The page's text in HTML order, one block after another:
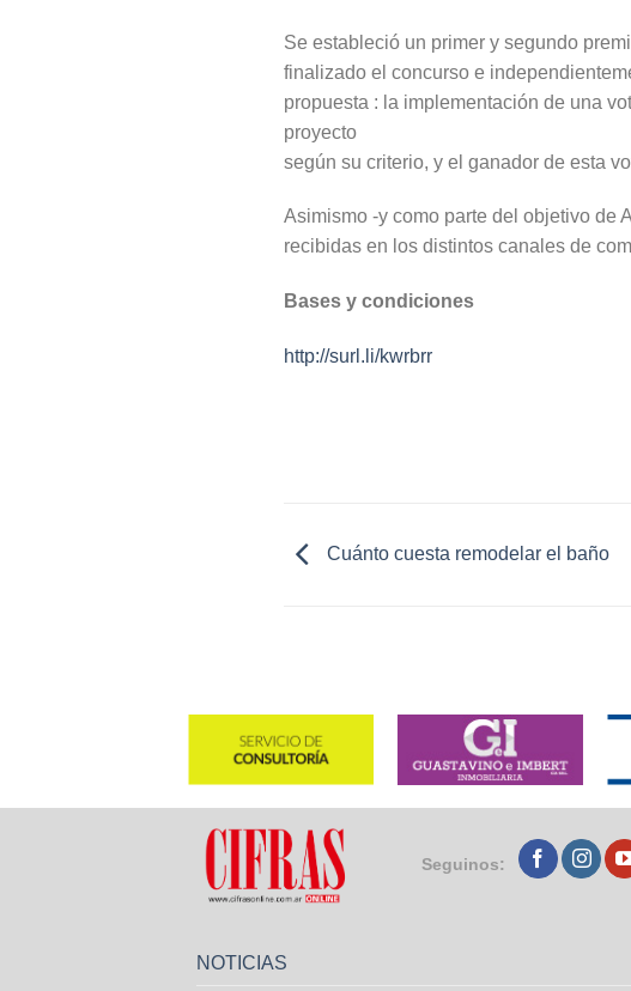
Se estableció un primer y segundo
finalizado el concurso e
propuesta : la implementación de una
proyecto
según su criterio, y el ganador de esta
Asimismo -y como parte del objetivo de
recibidas en los distintos canales de
Bases y condiciones
http://surl.li/kwrbrr
Cuánto cuesta remodelar el baño
Seguinos:
NOTICIAS